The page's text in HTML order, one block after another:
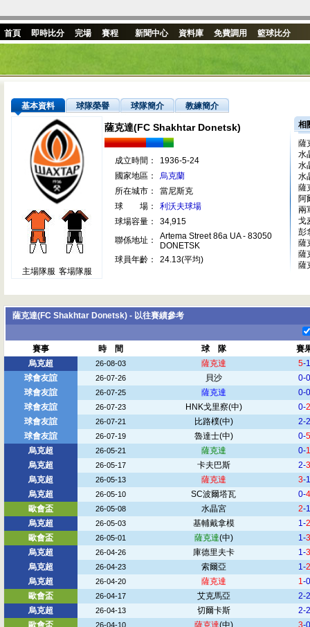
首頁 即時比分 完場 賽程 新聞中心 資料庫 免費調用 籃球比分
基本資料 球隊榮譽 球隊簡介 教練簡介
主場隊服 客場隊服
薩克達(FC Shakhtar Donetsk)
成立時間：
1936-5-24
國家地區：
烏克蘭
所在城市：
當尼斯克
球 場：
利沃夫球場
球場容量：
34,915
聯係地址：
Artema Street 86a UA - 83050
DONETSK
球員年齡：
24.13(平均)
相
薩
水
水
水
薩
阿
兩
戈
彭
薩
薩
薩
薩克達(FC Shakhtar Donetsk) - 以往賽績參考
賽事 時 間 球 隊
賽
烏克超
26-08-03 薩克達 5-1
球會友誼
26-07-26 貝沙
0-0
球會友誼
26-07-25 薩克達
0-0
球會友誼
26-07-23 HNK戈里察(中) 0-2
球會友誼
26-07-21 比路樸(中)
2-2
球會友誼
26-07-19 魯達士(中) 0-5
烏克超
26-05-21 薩克達 0-1
烏克超
26-05-17 卡夫巴斯 2-3
烏克超
26-05-13 薩克達 3-1
烏克超
26-05-10 SC波爾塔瓦 0-4
歐會盃
26-05-08 水晶宮 2-1
烏克超
26-05-03 基輔戴拿模 1-2
歐會盃
26-05-01 薩克達(中) 1-3
烏克超
26-04-26 庫德里夫卡 1-3
烏克超
26-04-23 索爾亞 1-2
烏克超
26-04-20 薩克達 1-0
歐會盃
26-04-17 艾克馬亞
2-2
烏克超
26-04-13 切爾卡斯
2-2
歐會盃
26-04-10 薩克達(中) 3-0